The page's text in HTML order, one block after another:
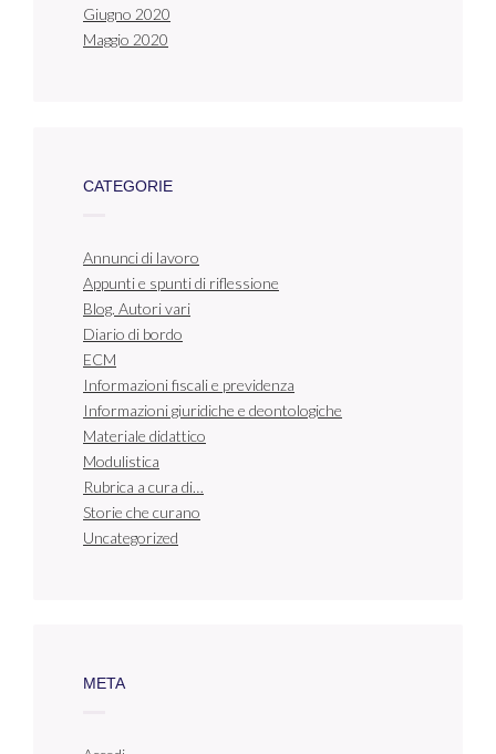
Giugno 2020
Maggio 2020
CATEGORIE
Annunci di lavoro
Appunti e spunti di riflessione
Blog. Autori vari
Diario di bordo
ECM
Informazioni fiscali e previdenza
Informazioni giuridiche e deontologiche
Materiale didattico
Modulistica
Rubrica a cura di…
Storie che curano
Uncategorized
META